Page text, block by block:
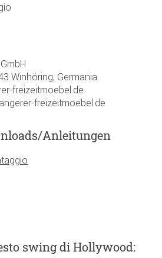
Winhöring, Germania
freizeitmoebel.de
freizeitmoebel.de
Anleitungen
swing di Hollywood: